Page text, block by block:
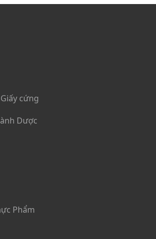
cứng
Dược
Phẩm
dây chuyền
- Đóng Hộp